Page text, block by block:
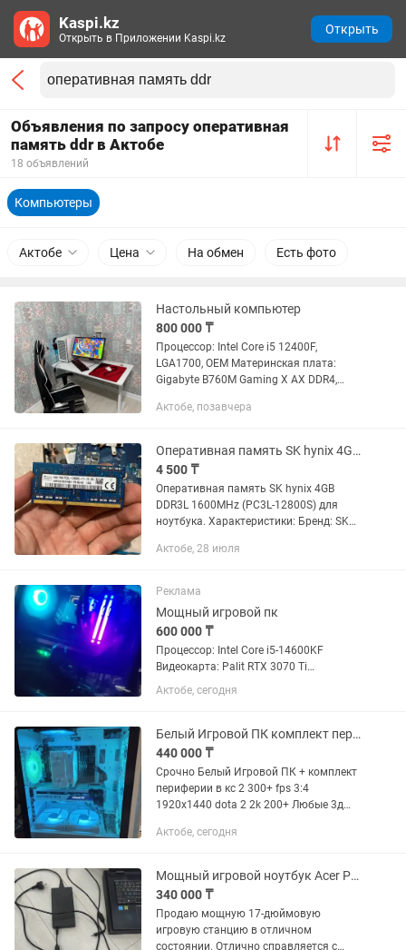
Объявления по запросу оперативная
память ddr в Актобе
18 объявлений
Компьютеры
Актобе Цена На обмен Есть фото
Настольный компьютер
800 000 ₸
Процессор: Intel Core i5 12400F,
LGA1700, OEM Материнская плата:
Gigabyte B760M Gaming X AX DDR4,
Dual OC, 8 GB, GeForce RTX 4060 Блок
Актобе, позавчера
Оперативная память SK hynix 4GB DDR3L 1600MHz (PC3L-12800S) для ноутбука.
4 500 ₸
Оперативная память SK hynix 4GB
DDR3L 1600MHz (PC3L-12800S) для
ноутбука. Характеристики: Бренд: SK
SO-DIMM Частота: 1600 МГц (PC3L-
Актобе, 28 июля
Реклама
Мощный игровой пк
600 000 ₸
Процессор: Intel Core i5-14600KF
Видеокарта: Palit RTX 3070 Ti
GamingPro Материнка: MSI PRO Z790-P
WIFI (DDR5) ОЗУ: Kingston FURY Beast
990 Pro 1 ТБ БП:...
Актобе, сегодня
Белый Игровой ПК комплект периферии
440 000 ₸
Срочно Белый Игровой ПК + комплект
периферии в кс 2 300+ fps 3:4
1920x1440 dota 2 2k 200+ Любые 3д
Характеристики ПК: Процессор: AMD
Актобе, сегодня
Мощный игровой ноутбук Acer Predator Helios 300 (PH317-56) 17.3
340 000 ₸
Продаю мощную 17-дюймовую
игровую станцию в отличном
состоянии. Отлично справляется с
Kaspi.kz
Открыть в Приложении Kaspi.kz
Открыть